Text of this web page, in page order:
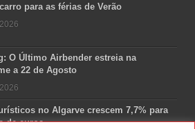
para as férias de Verão
O Último Airbender estreia na
a 22 de Agosto
no Algarve crescem 7,7% para
de euros